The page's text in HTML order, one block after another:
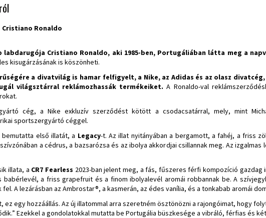
Cristiano Ronaldo
labdarugója Cristiano Ronaldo, aki 1985-ben, Portugáliában látta meg a
kisugárzásának is köszönheti.
a divatvilág is hamar felfigyelt, a Nike, az Adidas és az olasz divatcég,
világsztárral reklámozhassák termékeiket. A Ronaldo-val
cég, a Nike exkluzív szerződést kötött a csodacsatárral, mely, mint
sportszergyártó céggel.
bemutatta első illatát, a Legacy-t. Az illat nyitányában a bergamott, a fahéj, a friss
a cédrus, a bazsarózsa és az ibolya akkordjai csillannak meg. Az
illata, a CR7 Fearless 2023-ban jelent meg, a fás, fűszeres férfi kompozíció gazdag
a friss grapefruit és a finom ibolyalevél aromái robbannak be. A
A lezárásban az Ambrostar®, a kasmerán, az édes vanília, és a tonkabab aromái
ez egy hozzáállás. Az új illatommal arra szeretném ösztönözni a rajongóimat, hogy
Ezekkel a gondolatokkal mutatta be Portugália büszkesége a vibráló, férfias és